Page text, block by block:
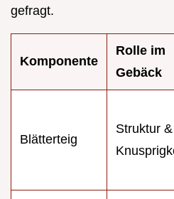
gefragt.
Komponente
Rolle im
Gebäck
Blätterteig
Struktur &